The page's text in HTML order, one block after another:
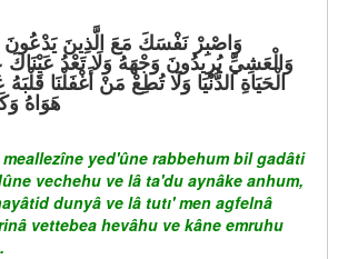
وَالْعَشِيِّ يُرِيدُونَ وَجْهَهُ وَلَا تَعْدُ عَيْنَاكَ
الْحَيَاةِ الدُّنْيَا وَلَا تُطِعْ مَنْ أَغْفَلْنَا
هَوَاهُ
meallezîne yed'ûne rabbehum bil gadâti
vechehu ve lâ ta'du aynâke anhum,
dunyâ ve lâ tutı' men agfelnâ
vettebea hevâhu ve kâne emruhu